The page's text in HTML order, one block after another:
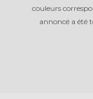
couleurs
annoncé a été